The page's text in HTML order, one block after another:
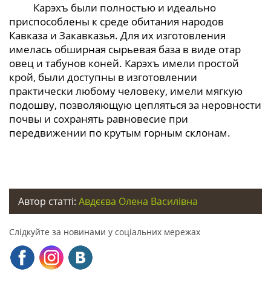
Карэхъ были полностью и идеально
приспособлены к среде обитания народов
Кавказа и Закавказья. Для их изготовления
имелась обширная сырьевая база в виде отар
овец и табунов коней. Карэхъ имели простой
крой, были доступны в изготовлении
практически любому человеку, имели мягкую
подошву, позволяющую цепляться за неровности
почвы и сохранять равновесие при
передвижении по крутым горным склонам.
Автор статті: Авдєєва Олена Василівна
Слідкуйте за новинами у соціальних мережах